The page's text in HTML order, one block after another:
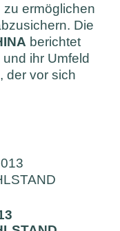
ermöglichen
Die
berichtet
ihr Umfeld
der vor sich